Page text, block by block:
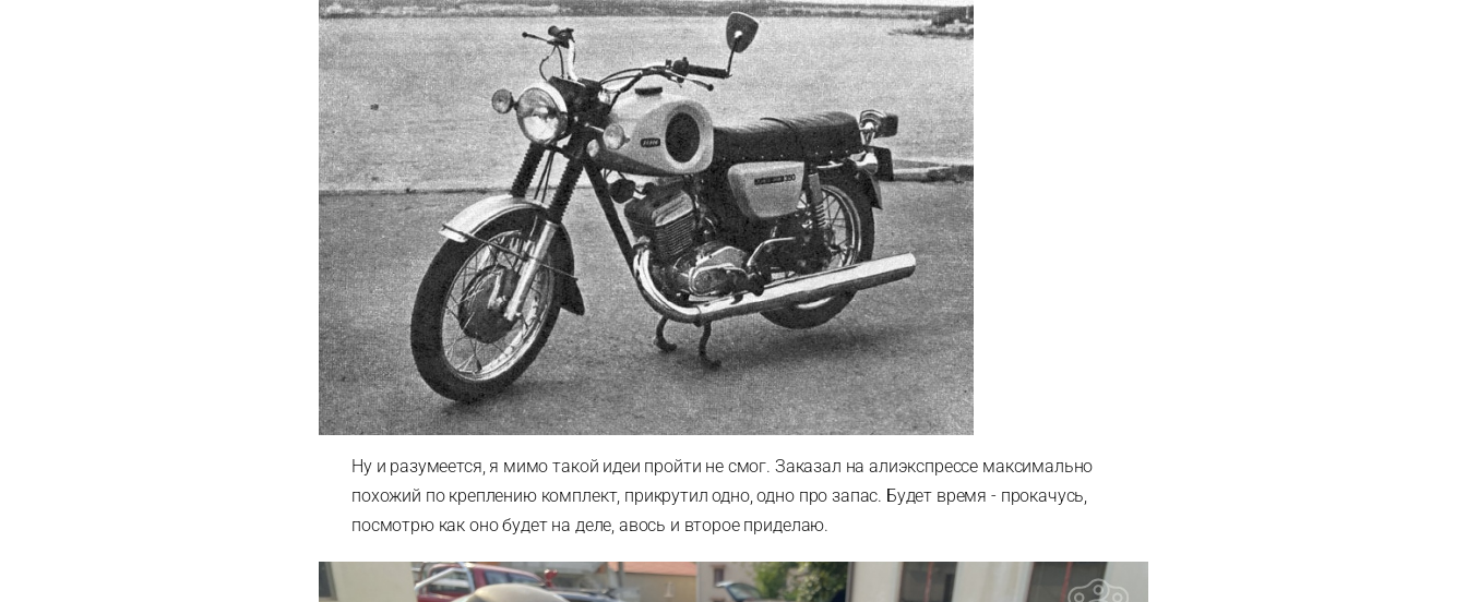
Ну и разумеется, я мимо такой идеи пройти не смог. Заказал на алиэкспрессе максимально
похожий по креплению комплект, прикрутил одно, одно про запас. Будет время - прокачусь,
посмотрю как оно будет на деле, авось и второе приделаю.